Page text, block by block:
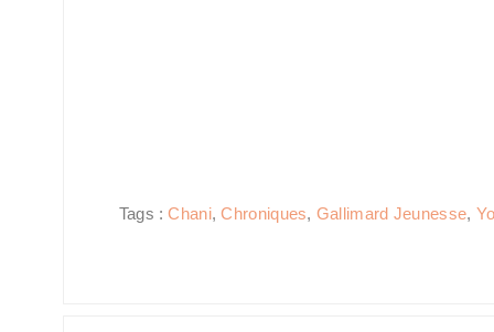
Tags :Chani,Chroniques, Gallimard Jeunesse,